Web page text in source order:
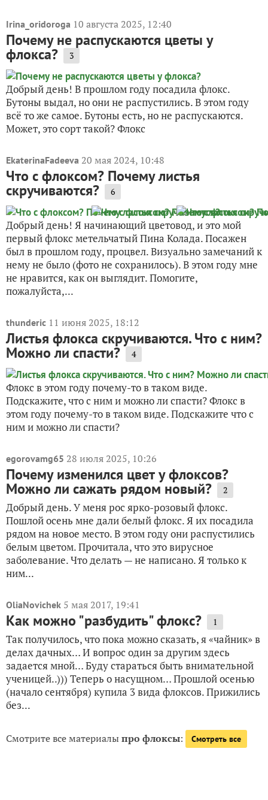
Irina_oridoroga 10 августа 2025, 12:40
Почему не распускаются цветы у
флокса? 3
Добрый день! В прошлом году посадила флокс.
Бутоны выдал, но они не распустились. В этом году
всё то же самое. Бутоны есть, но не распускаются.
Может, это сорт такой? Флокс
EkaterinaFadeeva 20 мая 2024, 10:48
Что с флоксом? Почему листья
скручиваются? 6
Добрый день! Я начинающий цветовод, и это мой
первый флокс метельчатый Пина Колада. Посажен
был в прошлом году, процвел. Визуально замечаний к
нему не было (фото не сохранилось). В этом году мне
не нравится, как он выглядит. Помогите,
пожалуйста,...
thunderic 11 июня 2025, 18:12
Листья флокса скручиваются. Что с ним?
Можно ли спасти? 4
Флокс в этом году почему-то в таком виде.
Подскажите, что с ним и можно ли спасти? Флокс в
этом году почему-то в таком виде. Подскажите что с
ним и можно ли спасти?
egorovamg65 28 июля 2025, 10:26
Почему изменился цвет у флоксов?
Можно ли сажать рядом новый? 2
Добрый день. У меня рос ярко-розовый флокс.
Пошлой осень мне дали белый флокс. Я их посадила
рядом на новое место. В этом году они распустились
белым цветом. Прочитала, что это вирусное
заболевание. Что делать — не написано. Я только к
ним...
OliaNovichek 5 мая 2017, 19:41
Как можно "разбудить" флокс? 1
Так получилось, что пока можно сказать, я «чайник» в
делах дачных… И вопрос один за другим здесь
задается мной… Буду стараться быть внимательной
ученицей..))) Теперь о насущном… Прошлой осенью
(начало сентября) купила 3 вида флоксов. Прижились
без...
Смотрите все материалыпро флоксы: Смотреть все